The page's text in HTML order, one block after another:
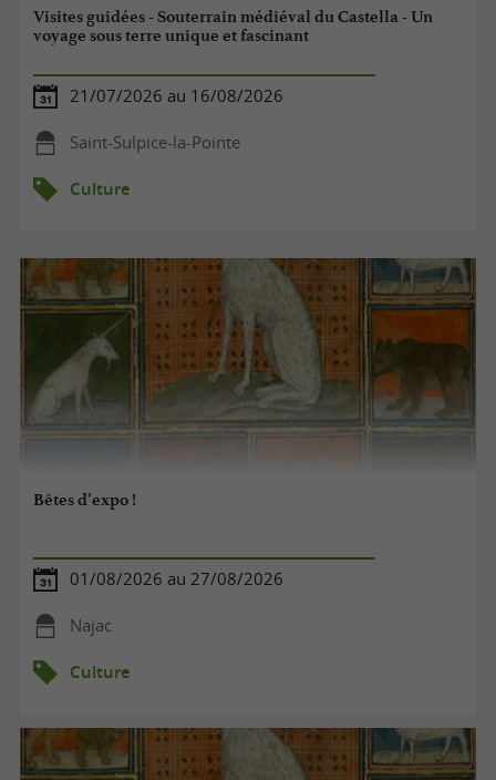
Visites guidées - Souterrain médiéval du Castella - Un
voyage sous terre unique et fascinant
21/07/2026 au 16/08/2026
Saint-Sulpice-la-Pointe
Culture
Bêtes d’expo !
01/08/2026 au 27/08/2026
Najac
Culture